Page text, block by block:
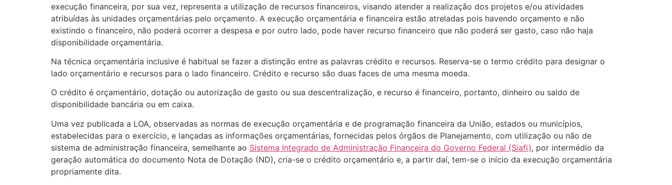
execução financeira, por sua vez, representa a utilização de recursos financeiros, visando atender a realização dos projetos e/ou atividades
atribuídas às unidades orçamentárias pelo orçamento. A execução orçamentária e financeira estão atreladas pois havendo orçamento e não
existindo o financeiro, não poderá ocorrer a despesa e por outro lado, pode haver recurso financeiro que não poderá ser gasto, caso não haja
disponibilidade orçamentária.
Na técnica orçamentária inclusive é habitual se fazer a distinção entre as palavras crédito e recursos. Reserva-se o termo crédito para designar o
lado orçamentário e recursos para o lado financeiro. Crédito e recurso são duas faces de uma mesma moeda.
O crédito é orçamentário, dotação ou autorização de gasto ou sua descentralização, e recurso é financeiro, portanto, dinheiro ou saldo de
disponibilidade bancária ou em caixa.
Uma vez publicada a LOA, observadas as normas de execução orçamentária e de programação financeira da União, estados ou municípios,
estabelecidas para o exercício, e lançadas as informações orçamentárias, fornecidas pelos órgãos de Planejamento, com utilização ou não de
sistema de administração financeira, semelhante ao Sistema Integrado de Administração Financeira do Governo Federal (Siafi), por intermédio da
geração automática do documento Nota de Dotação (ND), cria-se o crédito orçamentário e, a partir daí, tem-se o início da execução orçamentária
propriamente dita.